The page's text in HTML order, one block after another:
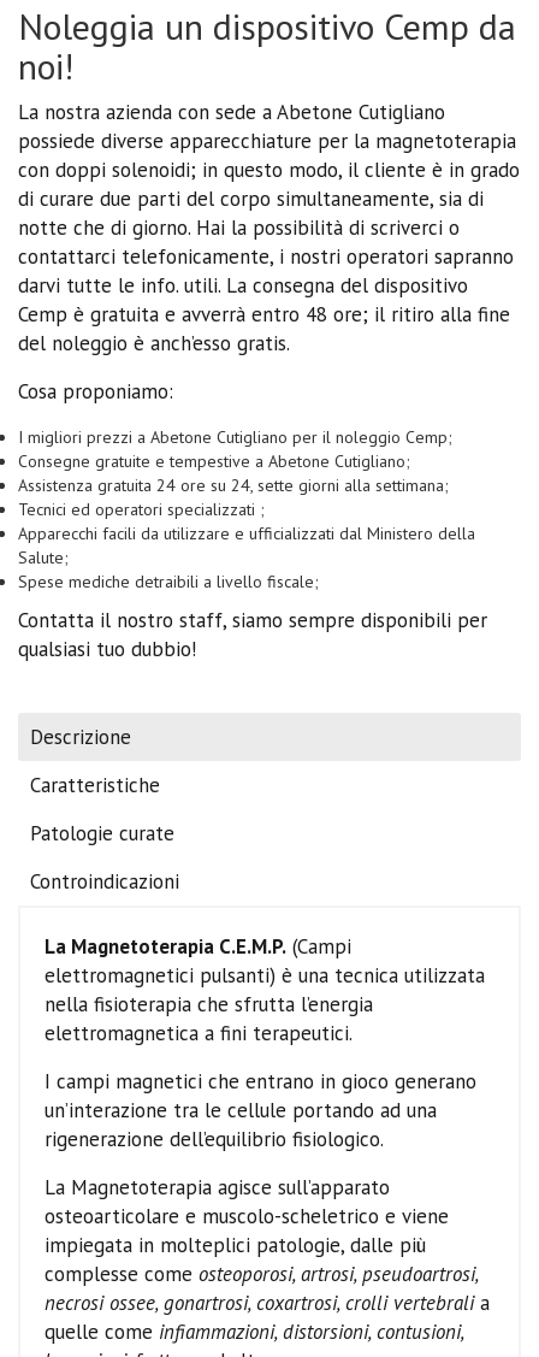
Noleggia un dispositivo Cemp da
noi!
La nostra azienda con sede a Abetone Cutigliano
possiede diverse apparecchiature per la magnetoterapia
con doppi solenoidi; in questo modo, il cliente è in grado
di curare due parti del corpo simultaneamente, sia di
notte che di giorno. Hai la possibilità di scriverci o
contattarci telefonicamente, i nostri operatori sapranno
darvi tutte le info. utili. La consegna del dispositivo
Cemp è gratuita e avverrà entro 48 ore; il ritiro alla fine
del noleggio è anch’esso gratis.
Cosa proponiamo:
I migliori prezzi a Abetone Cutigliano per il noleggio Cemp;
Consegne gratuite e tempestive a Abetone Cutigliano;
Assistenza gratuita 24 ore su 24, sette giorni alla settimana;
Tecnici ed operatori specializzati ;
Apparecchi facili da utilizzare e ufficializzati dal Ministero della
Salute;
Spese mediche detraibili a livello fiscale;
Contatta il nostro staff, siamo sempre disponibili per
qualsiasi tuo dubbio!
Descrizione
Caratteristiche
Patologie curate
Controindicazioni
La Magnetoterapia C.E.M.P. (Campi
elettromagnetici pulsanti) è una tecnica utilizzata
nella fisioterapia che sfrutta l’energia
elettromagnetica a fini terapeutici.
I campi magnetici che entrano in gioco generano
un’interazione tra le cellule portando ad una
rigenerazione dell’equilibrio fisiologico.
La Magnetoterapia agisce sull’apparato
osteoarticolare e muscolo-scheletrico e viene
impiegata in molteplici patologie, dalle più
complesse come osteoporosi, artrosi, pseudoartrosi,
necrosi ossee, gonartrosi, coxartrosi, crolli vertebralia
quelle come infiammazioni, distorsioni, contusioni,